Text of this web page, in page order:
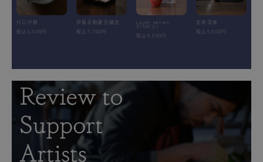
片口中鉢
税込5,500円
伊賀灰釉菱形鎬皿
税込7,700円
Layer.series
SYUKI(L)
税込5,500円
安南深鉢
税込5,500円